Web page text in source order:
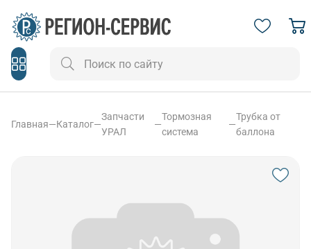
Главная—Каталог—
Запчасти
УРАЛ
—
Тормозная
система
—
Трубка от
баллона